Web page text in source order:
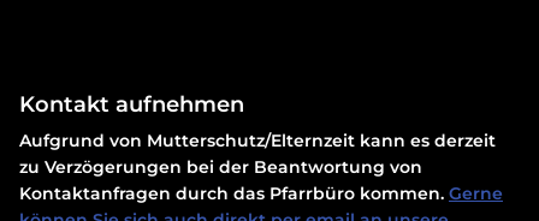
Kontakt aufnehmen
Aufgrund von Mutterschutz/Elternzeit kann es derzeit
zu Verzögerungen bei der Beantwortung von
Kontaktanfragen durch das Pfarrbüro kommen. Gerne